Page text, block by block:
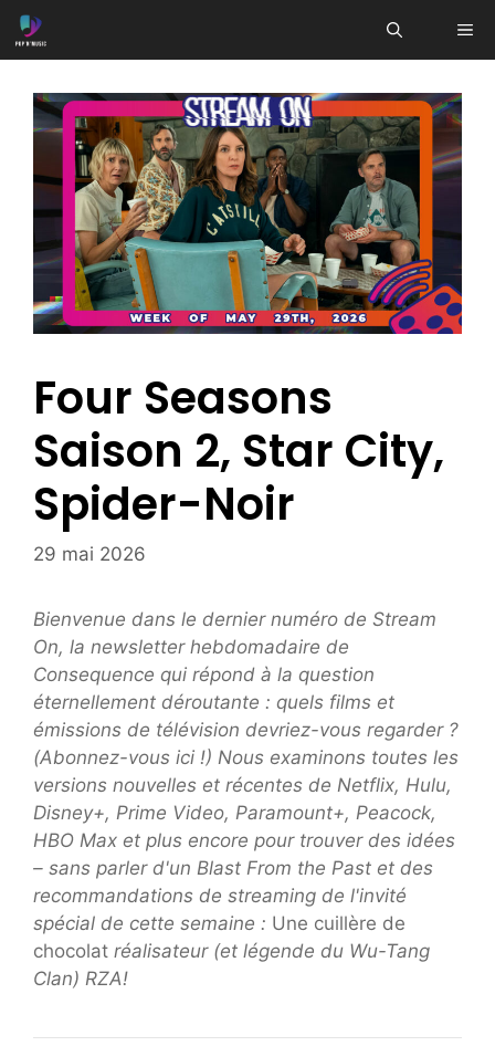
Aller
au
Four Seasons
Saison 2, Star City,
Spider-Noir
29 mai 2026
Bienvenue dans le dernier numéro de Stream
On, la newsletter hebdomadaire de
Consequence qui répond à la question
éternellement déroutante : quels films et
émissions de télévision devriez-vous regarder ?
(Abonnez-vous ici !) Nous examinons toutes les
versions nouvelles et récentes de Netflix, Hulu,
Disney+, Prime Video, Paramount+, Peacock,
HBO Max et plus encore pour trouver des idées
– sans parler d'un Blast From the Past et des
recommandations de streaming de l'invité
spécial de cette semaine : Une cuillère de
chocolat réalisateur (et légende du Wu-Tang
Clan) RZA!